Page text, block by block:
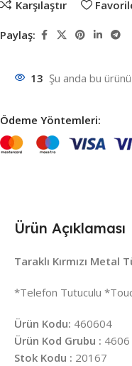
Karşılaştır
Paylaş:
13 Şu anda bu
Ödeme Yöntemleri:
Ürün Açıklaması
Taraklı Kırmızı Metal
*Telefon Tutuculu
Ürün Kodu: 460604
Ürün Kod Grubu : 4606
Stok Kodu : 20167